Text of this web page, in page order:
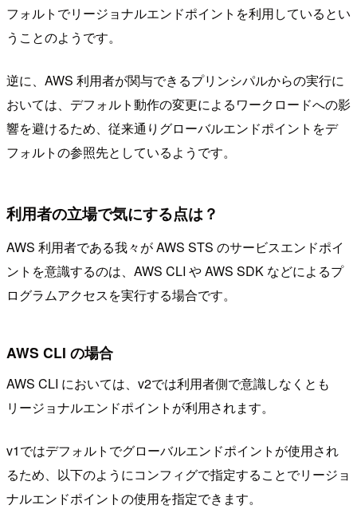
フォルトでリージョナルエンドポイントを利用しているとい
うことのようです。
逆に、AWS 利用者が関与できるプリンシパルからの実行に
おいては、デフォルト動作の変更によるワークロードへの影
響を避けるため、従来通りグローバルエンドポイントをデ
フォルトの参照先としているようです。
利用者の立場で気にする点は？
AWS 利用者である我々が AWS STS のサービスエンドポイ
ントを意識するのは、AWS CLI や AWS SDK などによるプ
ログラムアクセスを実行する場合です。
AWS CLI の場合
AWS CLI においては、v2では利用者側で意識しなくとも
リージョナルエンドポイントが利用されます。
v1ではデフォルトでグローバルエンドポイントが使用され
るため、以下のようにコンフィグで指定することでリージョ
ナルエンドポイントの使用を指定できます。